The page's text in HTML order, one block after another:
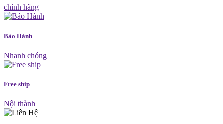
chính hãng
Bảo Hành
Nhanh chóng
Free ship
Nội thành